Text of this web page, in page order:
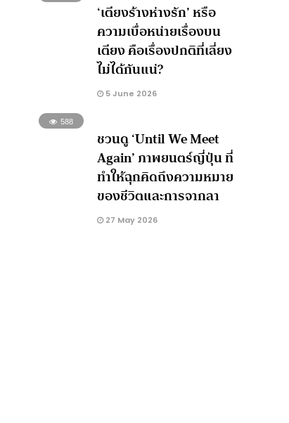
‘เตียงร้างห่างรัก’ หรือ
ความเบื่อหน่ายเรื่องบน
เตียง คือเรื่องปกติที่เลี่ยง
ไม่ได้กันแน่?
5 June 2026
588
ชวนดู ‘Until We Meet
Again’ ภาพยนตร์ญี่ปุ่น ที่
ทำให้ฉุกคิดถึงความหมาย
ของชีวิตและการจากลา
27 May 2026